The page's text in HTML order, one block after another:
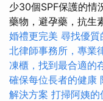
少30個SPF保護的情
藥物，避孕藥，抗生
婚禮更完美 尋找優質
北律師事務所，專業
凍櫃，找到最合適的
確保每位長者的健康
解決方案 打掃阿姨的